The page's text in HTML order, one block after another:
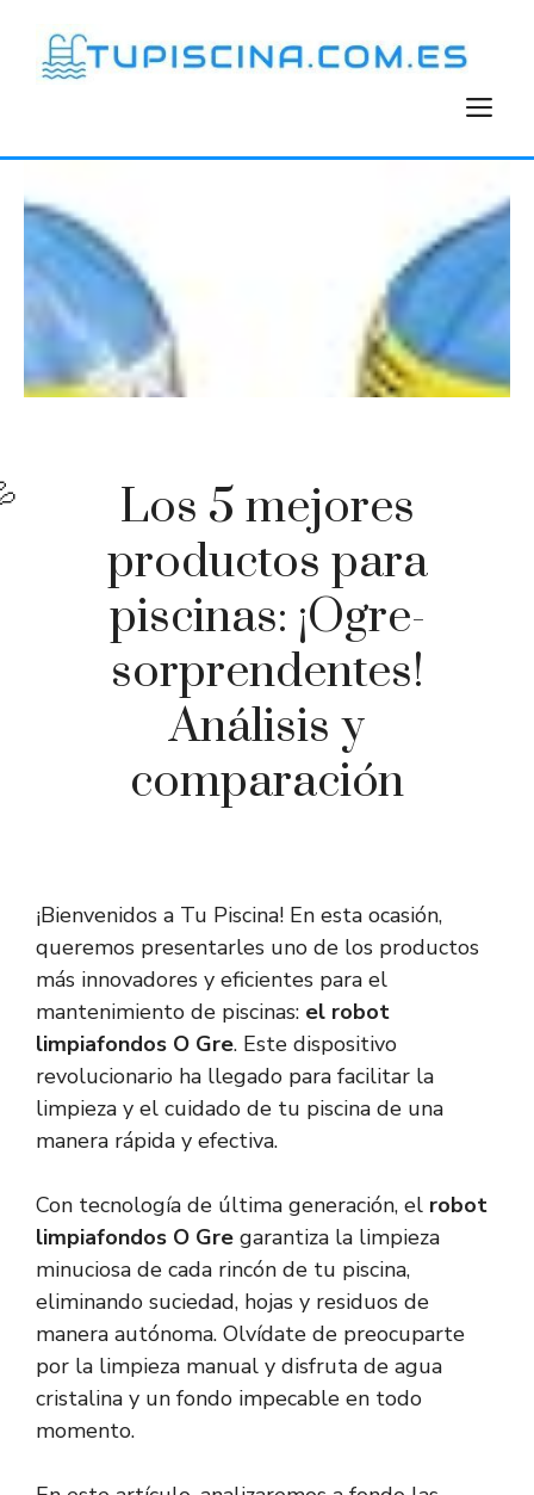
contenido
Los 5 mejores
productos para
piscinas: ¡Ogre-
sorprendentes!
Análisis y
comparación
¡Bienvenidos a Tu Piscina! En esta ocasión,
queremos presentarles uno de los productos
más innovadores y eficientes para el
mantenimiento de piscinas: el robot
limpiafondos O Gre. Este dispositivo
revolucionario ha llegado para facilitar la
limpieza y el cuidado de tu piscina de una
manera rápida y efectiva.
Con tecnología de última generación, el robot
limpiafondos O Gre garantiza la limpieza
minuciosa de cada rincón de tu piscina,
eliminando suciedad, hojas y residuos de
manera autónoma. Olvídate de preocuparte
por la limpieza manual y disfruta de agua
cristalina y un fondo impecable en todo
momento.